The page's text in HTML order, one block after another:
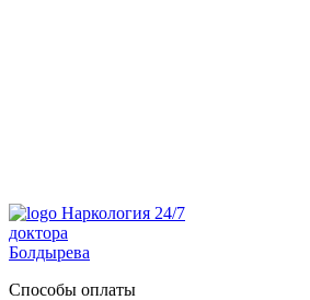
Наркология 24/7
доктора
Болдырева
Способы оплаты